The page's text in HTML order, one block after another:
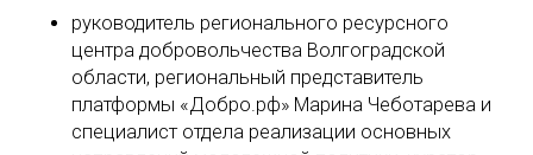
руководитель регионального ресурсного
центра добровольчества Волгоградской
области, региональный представитель
платформы «Добро.рф» Марина Чеботарева и
специалист отдела реализации основных